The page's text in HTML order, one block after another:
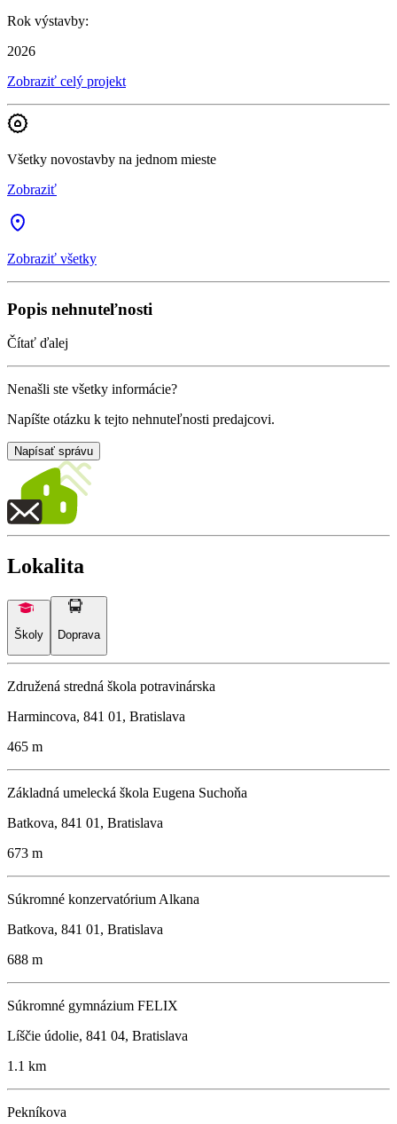
Rok výstavby:
2026
Zobraziť celý projekt
Všetky novostavby na jednom mieste
Zobraziť
Zobraziť všetky
Popis nehnuteľnosti
Čítať ďalej
Nenašli ste všetky informácie?
Napíšte otázku k tejto nehnuteľnosti predajcovi.
Napísať správu
Lokalita
Školy Doprava
Združená stredná škola potravinárska
Harmincova, 841 01, Bratislava
465 m
Základná umelecká škola Eugena Suchoňa
Batkova, 841 01, Bratislava
673 m
Súkromné konzervatórium Alkana
Batkova, 841 01, Bratislava
688 m
Súkromné gymnázium FELIX
Líščie údolie, 841 04, Bratislava
1.1 km
Pekníkova